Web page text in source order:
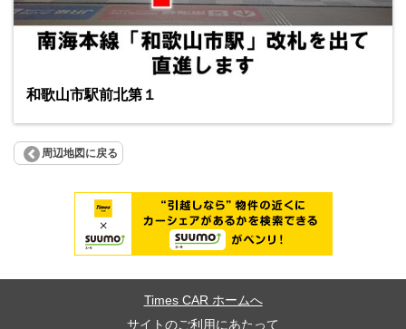
和歌山市駅前北第１
周辺地図に戻る
Times CAR ホームへ
サイトのご利用にあたって